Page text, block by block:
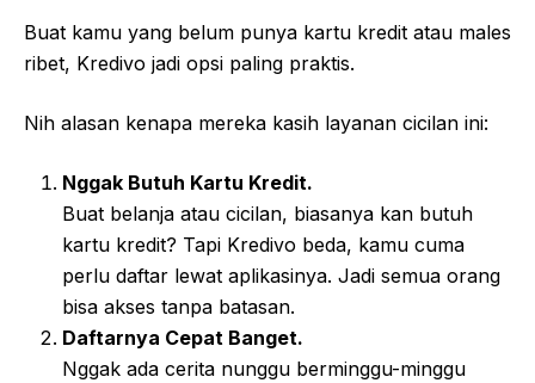
Buat kamu yang belum punya kartu kredit atau males
ribet, Kredivo jadi opsi paling praktis.
Nih alasan kenapa mereka kasih layanan cicilan ini:
Nggak Butuh Kartu Kredit.
Buat belanja atau cicilan, biasanya kan butuh
kartu kredit? Tapi Kredivo beda, kamu cuma
perlu daftar lewat aplikasinya. Jadi semua orang
bisa akses tanpa batasan.
Daftarnya Cepat Banget.
Nggak ada cerita nunggu berminggu-minggu